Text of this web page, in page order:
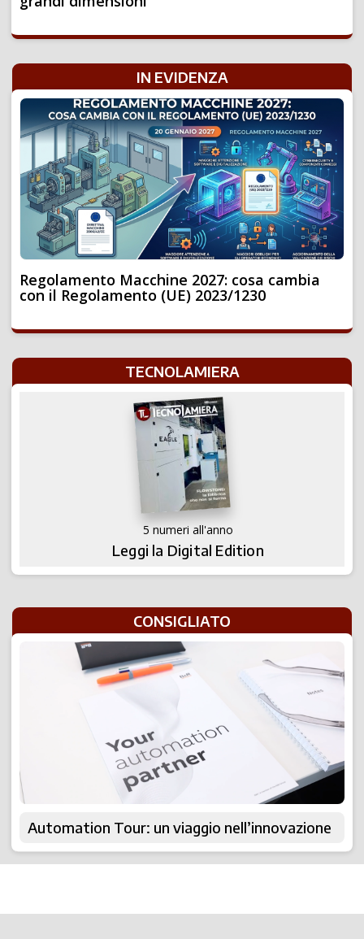
IN EVIDENZA
Regolamento Macchine 2027: cosa cambia
con il Regolamento (UE) 2023/1230
TECNOLAMIERA
5 numeri all'anno
Leggi la Digital Edition
CONSIGLIATO
Automation Tour: un viaggio nell’innovazione